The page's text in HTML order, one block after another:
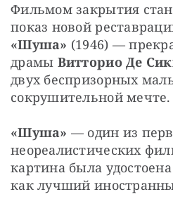
Фильмом закрытия
«Шуша» (1946) —
драмы Витторио Де
двух беспризорных
сокрушительной мечте.
«Шуша» — один из
неореалистических
картина была
как лучший